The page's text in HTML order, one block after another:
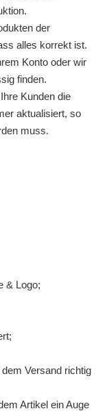
der
alles korrekt ist.
Konto oder wir
finden.
Kunden die
aktualisiert, so
muss.
& Logo;
Versand richtig
Artikel ein Auge